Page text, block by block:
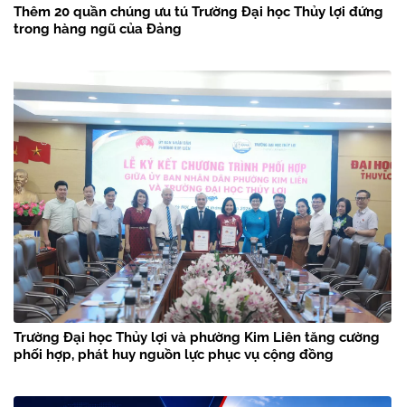
Thêm 20 quần chúng ưu tú Trường Đại học Thủy lợi đứng
trong hàng ngũ của Đảng
Trường Đại học Thủy lợi và phường Kim Liên tăng cường
phối hợp, phát huy nguồn lực phục vụ cộng đồng